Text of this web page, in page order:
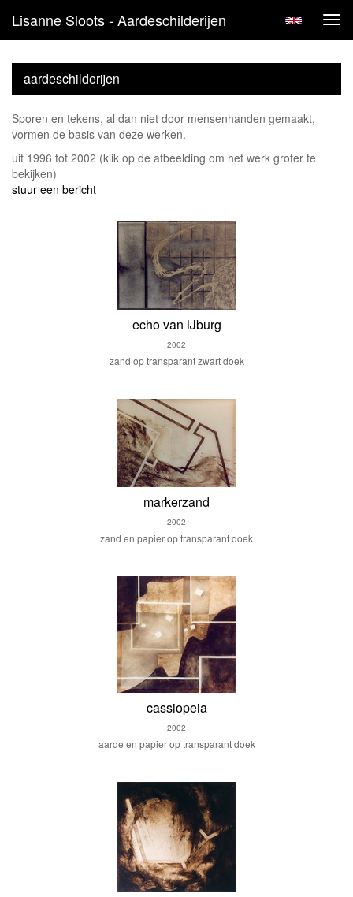
Lisanne Sloots - Aardeschilderijen
aardeschilderijen
Sporen en tekens, al dan niet door mensenhanden gemaakt,
vormen de basis van deze werken.
uit 1996 tot 2002 (klik op de afbeelding om het werk groter te
bekijken)
stuur een bericht
echo van IJburg
2002
zand op transparant zwart doek
markerzand
2002
zand en papier op transparant doek
cassiopeia
2002
aarde en papier op transparant doek